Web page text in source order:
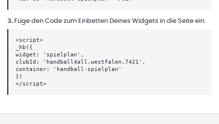
3. Füge den Code zum Einbetten Deines Widgets in die Seite ein.
<script>
_hb({
widget: 'spielplan',
clubId: 'handball4all.westfalen.7421',
container: 'handball-spielplan'
})
</script>